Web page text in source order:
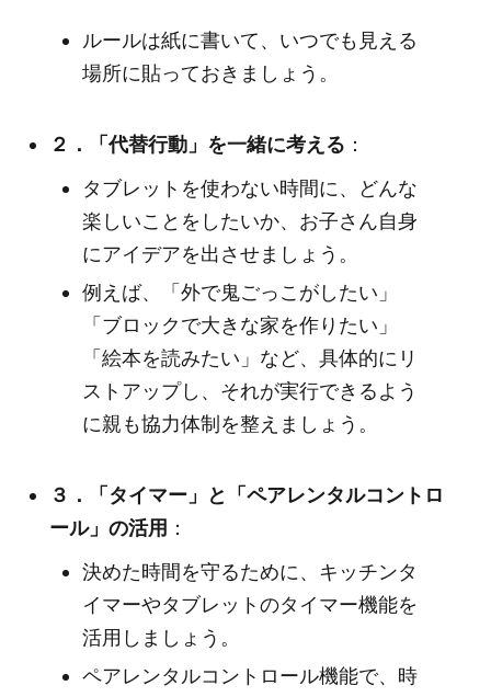
ルールは紙に書いて、いつでも見える
場所に貼っておきましょう。
２．「代替行動」を一緒に考える ：
タブレットを使わない時間に、どんな
楽しいことをしたいか、お子さん自身
にアイデアを出させましょう。
例えば、「外で鬼ごっこがしたい」
「ブロックで大きな家を作りたい」
「絵本を読みたい」など、具体的にリ
ストアップし、それが実行できるよう
に親も協力体制を整えましょう。
３．「タイマー」と「ペアレンタルコントロ
ール」の活用 ：
決めた時間を守るために、キッチンタ
イマーやタブレットのタイマー機能を
活用しましょう。
ペアレンタルコントロール機能で、時